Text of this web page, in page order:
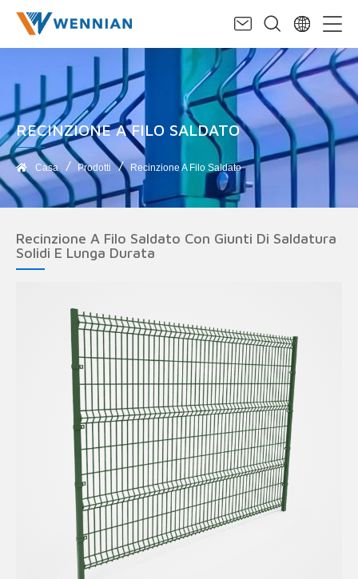
RECINZIONE A FILO SALDATO
Casa Prodotti Recinzione A Filo Saldato
Recinzione A Filo Saldato Con Giunti Di Saldatura
Solidi E Lunga Durata